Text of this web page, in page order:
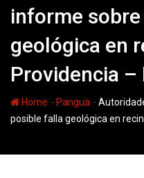
informe
geológica en
Providencia –
Home - Pangua -
posible falla geológica en